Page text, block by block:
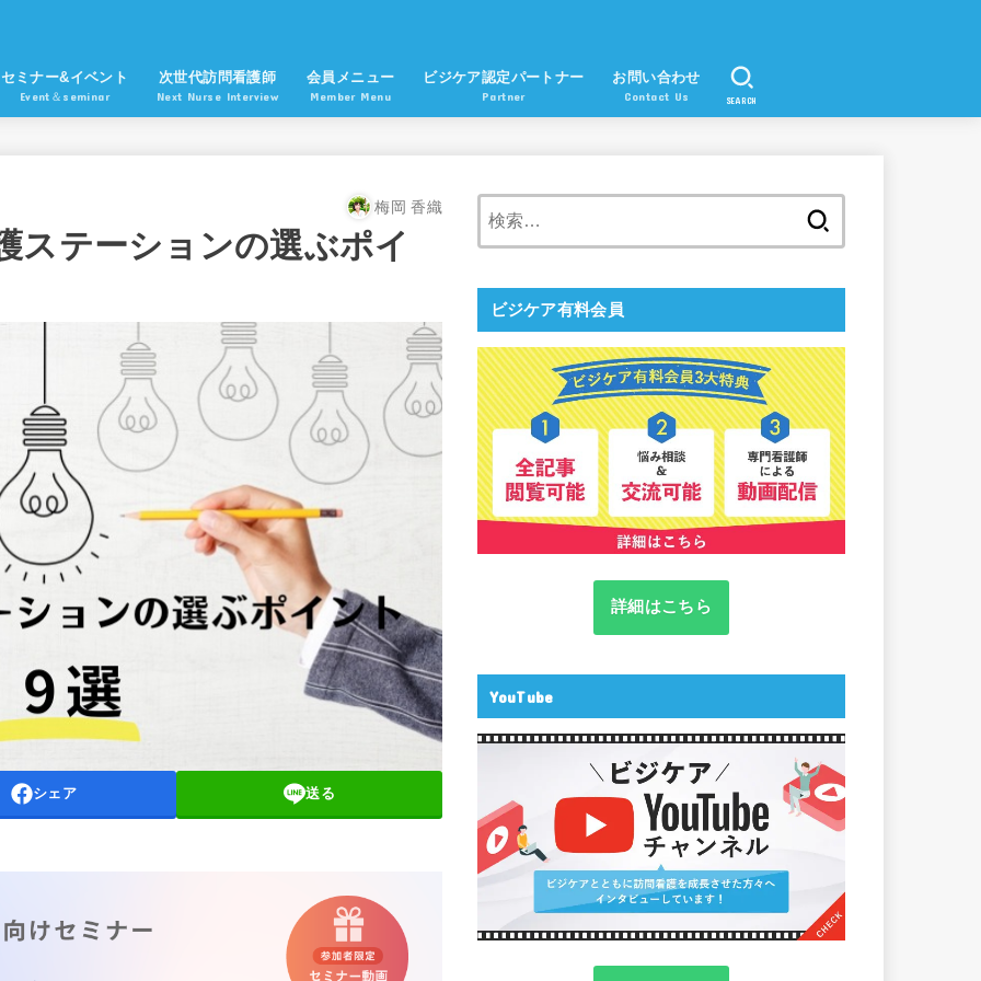
セミナー&イベント
Event＆seminar
次世代訪問看護師
Next Nurse Interview
会員メニュー
Member Menu
ビジケア認定パートナー
Partner
お問い合わせ
Contact Us SEARCH
梅岡 香織
ステーションの選ぶポイ
シェア 送る
ビジケア有料会員
詳細はこちら
YouTube